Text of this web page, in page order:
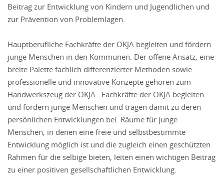
Beitrag zur Entwicklung von Kindern und Jugendlichen und
zur Prävention von Problemlagen.
Hauptberufliche Fachkräfte der OKJA begleiten und fördern
junge Menschen in den Kommunen. Der offene Ansatz, eine
breite Palette fachlich differenzierter Methoden sowie
professionelle und innovative Konzepte gehören zum
Handwerkszeug der OKJA. Fachkräfte der OKJA begleiten
und fördern junge Menschen und tragen damit zu deren
persönlichen Entwicklungen bei. Räume für junge
Menschen, in denen eine freie und selbstbestimmte
Entwicklung möglich ist und die zugleich einen geschützten
Rahmen für die selbige bieten, leiten einen wichtigen Beitrag
zu einer positiven gesellschaftlichen Entwicklung.